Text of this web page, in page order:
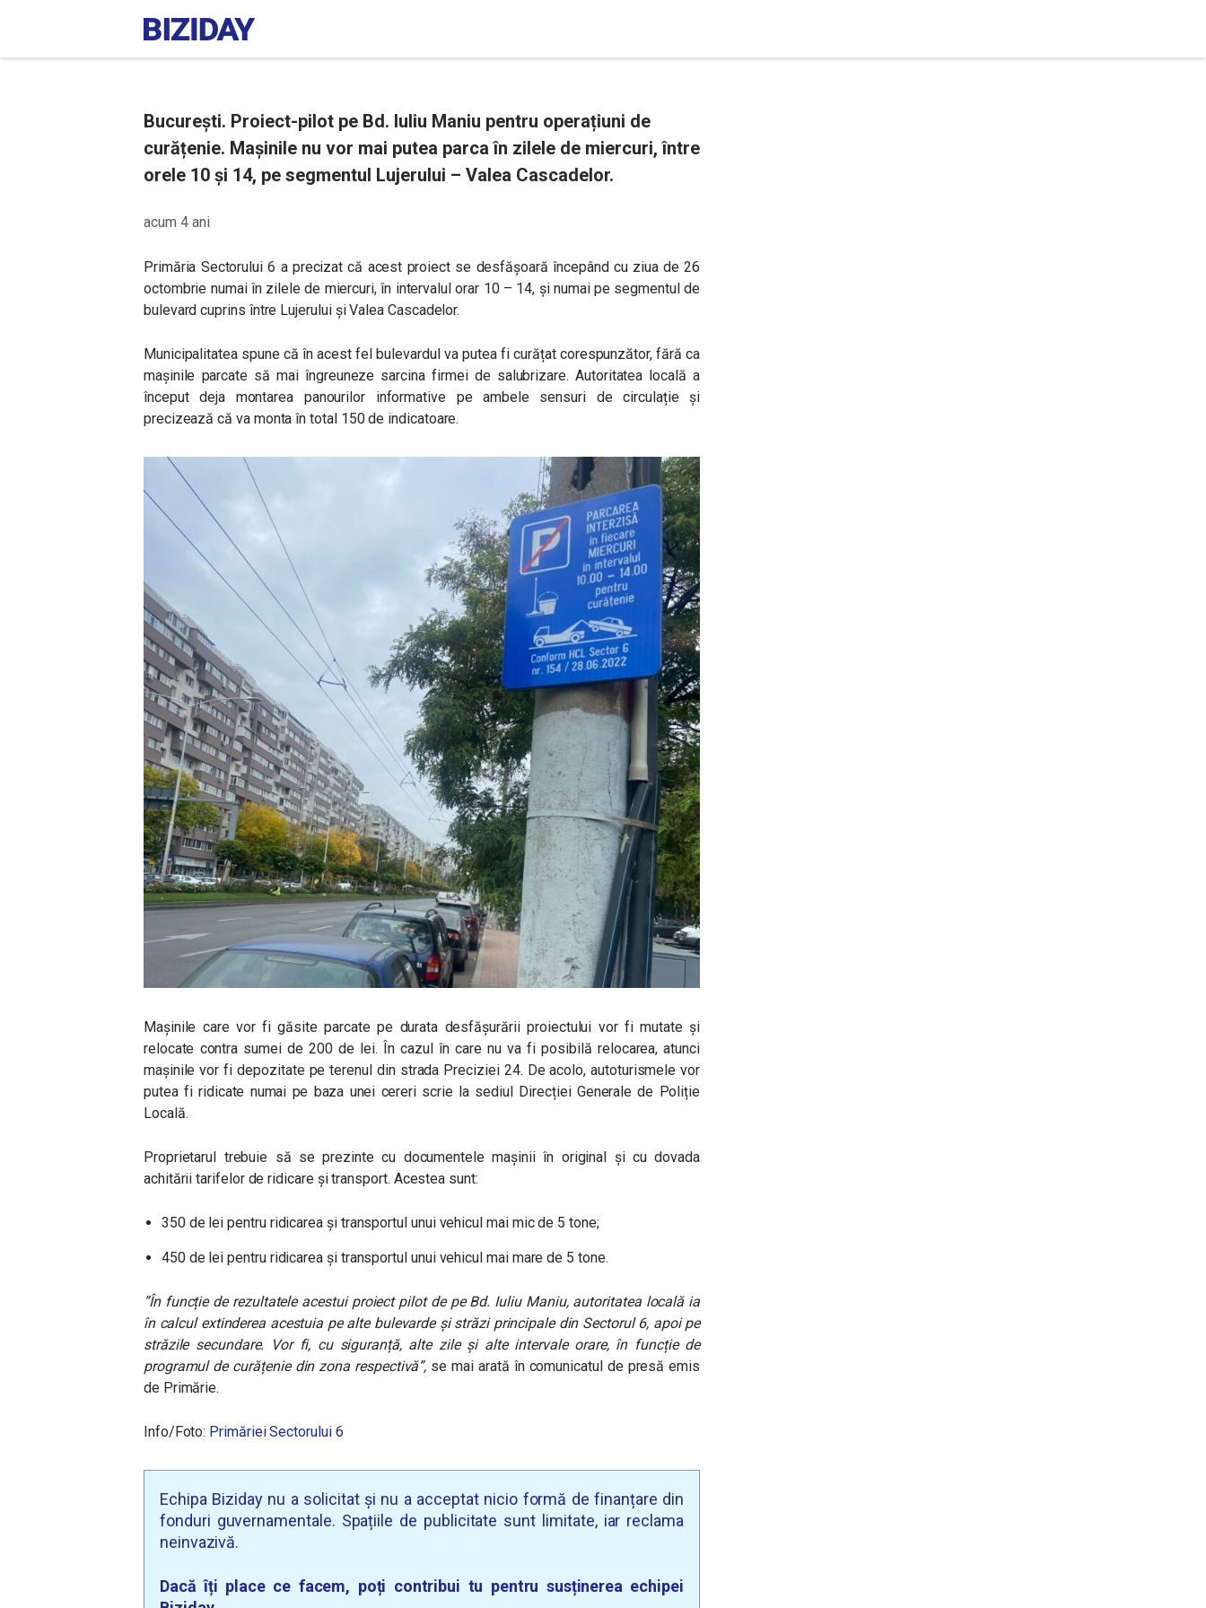
București. Proiect-pilot pe Bd. Iuliu Maniu pentru operațiuni de
curățenie. Mașinile nu vor mai putea parca în zilele de miercuri, între
orele 10 și 14, pe segmentul Lujerului – Valea Cascadelor.
acum 4 ani
Primăria Sectorului 6 a precizat că acest proiect se desfășoară începând cu ziua de 26
octombrie numai în zilele de miercuri, în intervalul orar 10 – 14, și numai pe segmentul de
bulevard cuprins între Lujerului și Valea Cascadelor.
Municipalitatea spune că în acest fel bulevardul va putea fi curățat corespunzător, fără ca
mașinile parcate să mai îngreuneze sarcina firmei de salubrizare. Autoritatea locală a
început deja montarea panourilor informative pe ambele sensuri de circulație și
precizează că va monta în total 150 de indicatoare.
Mașinile care vor fi găsite parcate pe durata desfășurării proiectului vor fi mutate și
relocate contra sumei de 200 de lei. În cazul în care nu va fi posibilă relocarea, atunci
mașinile vor fi depozitate pe terenul din strada Preciziei 24. De acolo, autoturismele vor
putea fi ridicate numai pe baza unei cereri scrie la sediul Direcției Generale de Poliție
Locală.
Proprietarul trebuie să se prezinte cu documentele mașinii în original și cu dovada
achitării tarifelor de ridicare și transport. Acestea sunt:
350 de lei pentru ridicarea și transportul unui vehicul mai mic de 5 tone;
450 de lei pentru ridicarea și transportul unui vehicul mai mare de 5 tone.
”În funcție de rezultatele acestui proiect pilot de pe Bd. Iuliu Maniu, autoritatea locală ia
în calcul extinderea acestuia pe alte bulevarde și străzi principale din Sectorul 6, apoi pe
străzile secundare. Vor fi, cu siguranță, alte zile și alte intervale orare, în funcție de
programul de curățenie din zona respectivă”, se mai arată în comunicatul de presă emis
de Primărie.
Info/Foto: Primăriei Sectorului 6
Echipa Biziday nu a solicitat și nu a acceptat nicio formă de finanțare din
fonduri guvernamentale. Spațiile de publicitate sunt limitate, iar reclama
neinvazivă.
Dacă îți place ce facem, poți contribui tu pentru susținerea echipei